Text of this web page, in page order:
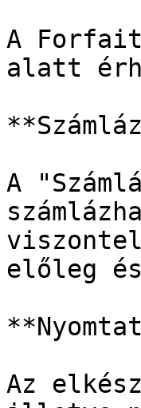
A Forfait
alatt
A
előleg
Az